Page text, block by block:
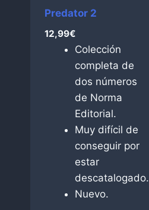
Predator 2
12,99€
Colección
completa de
dos números
de Norma
Editorial.
Muy difícil de
conseguir por
estar
descatalogado.
Nuevo.